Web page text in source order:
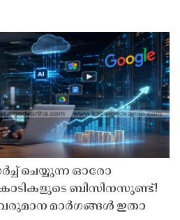
ചെയ്യുന്ന ഓരോ
ബിസിനസുണ്ട്!
വരുമാന മാർഗങ്ങൾ ഇതാ